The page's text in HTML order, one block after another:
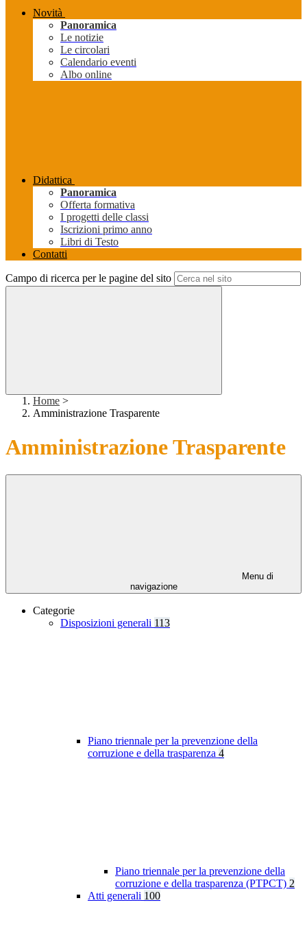
Novità
Panoramica
Le notizie
Le circolari
Calendario eventi
Albo online
Didattica
Panoramica
Offerta formativa
I progetti delle classi
Iscrizioni primo anno
Libri di Testo
Contatti
Campo di ricerca per le pagine del sito
Home >
Amministrazione Trasparente
Amministrazione Trasparente
Menu di
navigazione
Categorie
Disposizioni generali 113
Piano triennale per la prevenzione della
corruzione e della trasparenza 4
Piano triennale per la prevenzione della
corruzione e della trasparenza (PTPCT) 2
Atti generali 100